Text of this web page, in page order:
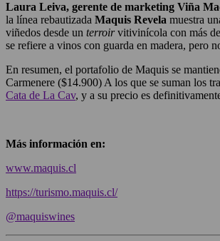
Laura Leiva, gerente de marketing Viña
la línea rebautizada Maquis Revela muestra
viñedos desde un terroirvitivinícola con más
se refiere a vinos con guarda en madera, pero
En resumen, el portafolio de Maquis se
Carmenere ($14.900) A los que se suman los
Cata de La Cav, y a su precio es
Más información en:
www.maquis.cl
https://turismo.maquis.cl/
@maquiswines